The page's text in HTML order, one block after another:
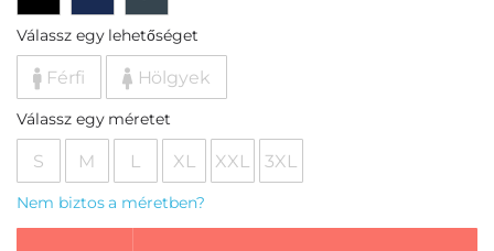
Válassz egy lehetőséget
Férfi Hölgyek
Válassz egy méretet
S M L XL XXL 3XL
Nem biztos a méretben?